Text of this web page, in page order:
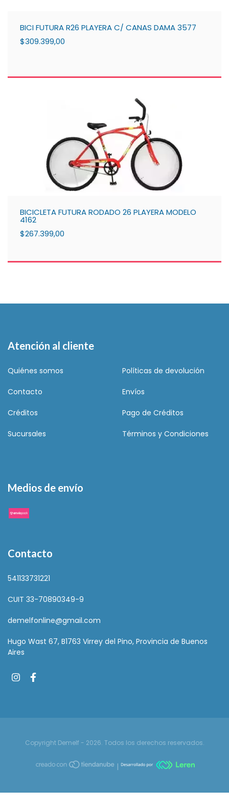
BICI FUTURA R26 PLAYERA C/ CANAS DAMA 3577
$309.399,00
BICICLETA FUTURA RODADO 26 PLAYERA MODELO
4162
$267.399,00
Atención al cliente
Quiénes somos Políticas de devolución
Contacto Envíos
Créditos Pago de Créditos
Sucursales Términos y Condiciones
Medios de envío
Contacto
541133731221
CUIT 33-70890349-9
demelfonline@gmail.com
Hugo Wast 67, B1763 Virrey del Pino, Provincia de Buenos
Aires
Copyright Demelf - 2026. Todos los derechos reservados.
|